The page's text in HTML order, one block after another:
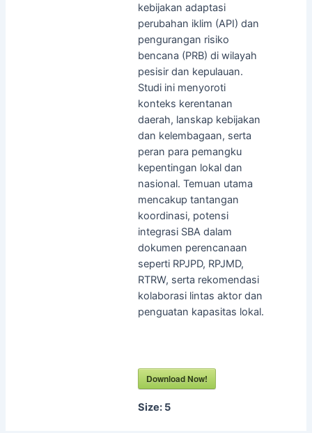
kebijakan adaptasi
perubahan iklim (API) dan
pengurangan risiko
bencana (PRB) di wilayah
pesisir dan kepulauan.
Studi ini menyoroti
konteks kerentanan
daerah, lanskap kebijakan
dan kelembagaan, serta
peran para pemangku
kepentingan lokal dan
nasional. Temuan utama
mencakup tantangan
koordinasi, potensi
integrasi SBA dalam
dokumen perencanaan
seperti RPJPD, RPJMD,
RTRW, serta rekomendasi
kolaborasi lintas aktor dan
penguatan kapasitas lokal.
Download Now!
Size: 5